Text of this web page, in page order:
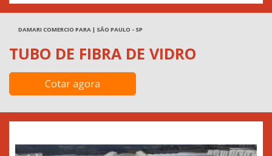
DAMARI COMERCIO PARA | SÃO PAULO - SP
TUBO DE FIBRA DE VIDRO
Cotar agora